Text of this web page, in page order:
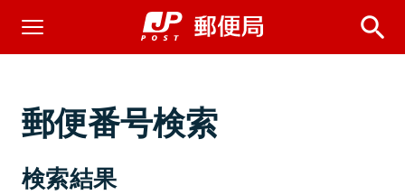
郵便番号検索
検索結果